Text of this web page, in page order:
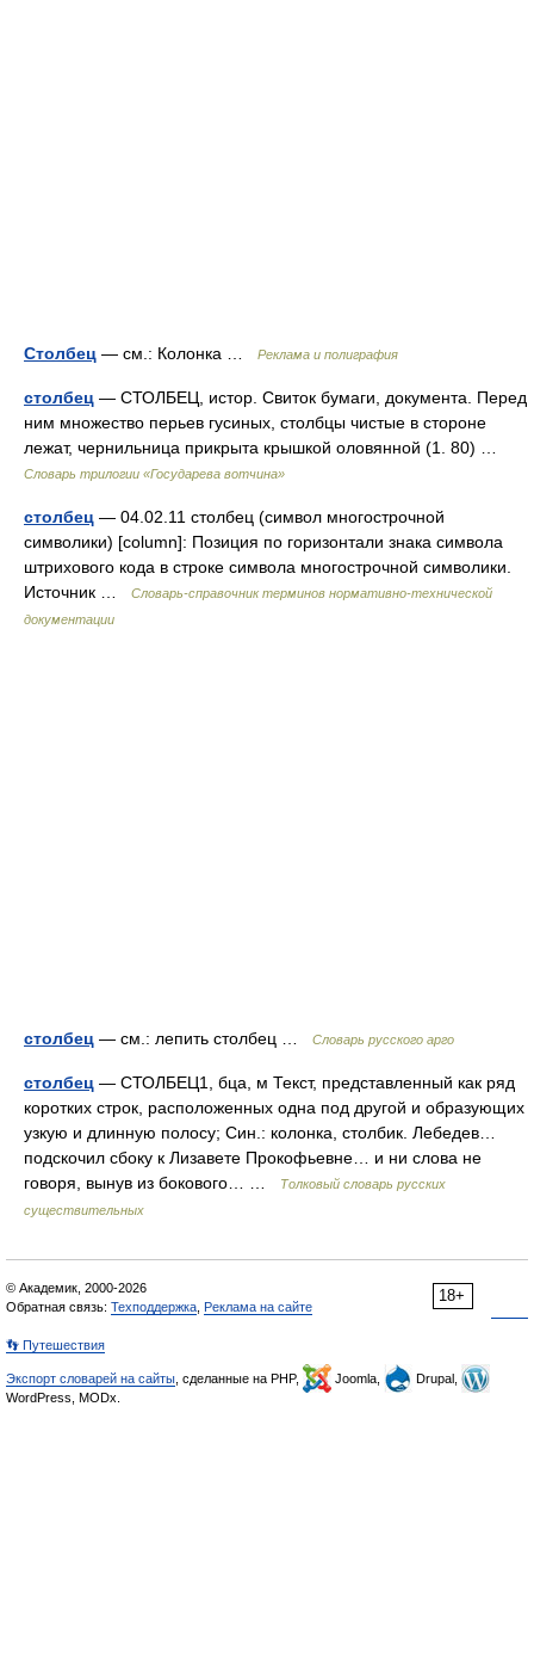
Столбец — см.: Колонка … Реклама и полиграфия
столбец — СТОЛБЕЦ, истор. Свиток бумаги, документа. Перед
ним множество перьев гусиных, столбцы чистые в стороне
лежат, чернильница прикрыта крышкой оловянной (1. 80) …
Словарь трилогии «Государева вотчина»
столбец — 04.02.11 столбец (символ многострочной
символики) [column]: Позиция по горизонтали знака символа
штрихового кода в строке символа многострочной символики.
Источник …
Словарь-справочник терминов нормативно-технической
документации
столбец — см.: лепить столбец … Словарь русского арго
столбец — СТОЛБЕЦ1, бца, м Текст, представленный как ряд
коротких строк, расположенных одна под другой и образующих
узкую и длинную полосу; Син.: колонка, столбик. Лебедев…
подскочил сбоку к Лизавете Прокофьевне… и ни слова не
говоря, вынув из бокового… …
Толковый словарь русских
существительных
18+
© Академик, 2000-2026
Обратная связь: Техподдержка Реклама на сайте
👣 Путешествия
Экспорт словарей на сайты , сделанные на PHP, Joomla,
Drupal,
WordPress, MODx.